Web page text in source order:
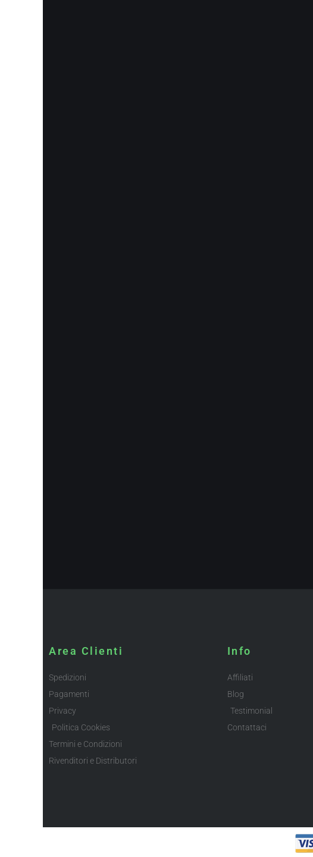
Area Clienti
Spedizioni
Pagamenti
Privacy
Politica Cookies
Termini e Condizioni
Rivenditori e Distributori
Info
Affiliati
Blog
Testimonial
Contattaci